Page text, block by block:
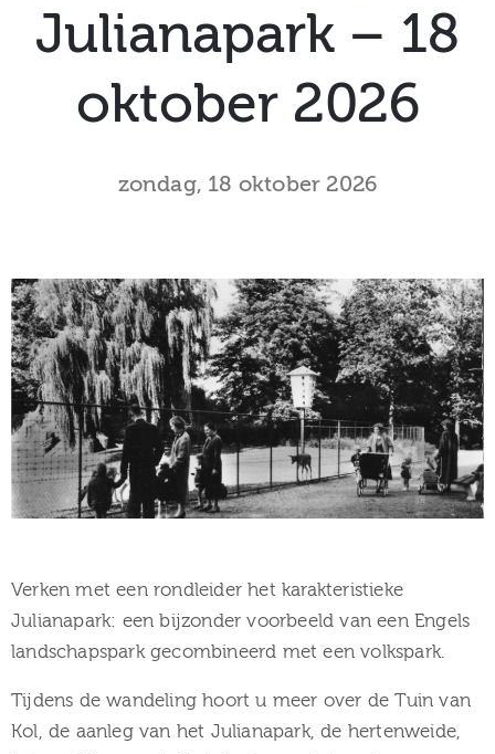
museum
over
Zuilen
Collectie
Julianapark – 18
oktober 2026
zondag, 18 oktober 2026
Verken met een rondleider het karakteristieke
Julianapark: een bijzonder voorbeeld van een Engels
landschapspark gecombineerd met een volkspark.
Tijdens de wandeling hoort u meer over de Tuin van
Kol, de aanleg van het Julianapark, de hertenweide,